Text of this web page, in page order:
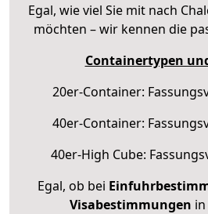
Egal, wie viel Sie mit nach
möchten – wir kennen die
Containertypen
20er-Container:
40er-Container:
40er-High Cube:
Egal, ob bei
Visabestimmungen